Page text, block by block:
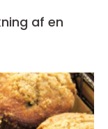
af en